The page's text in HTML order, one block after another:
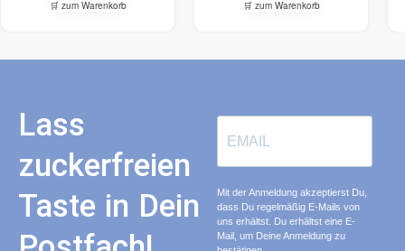
🛒 zum Warenkorb 🛒 zum Warenkorb
Lass
zuckerfreien
Taste in Dein
Mit der Anmeldung akzeptierst Du,
dass Du regelmäßig E-Mails von
uns erhältst. Du erhältst eine E-
Mail, um Deine Anmeldung zu